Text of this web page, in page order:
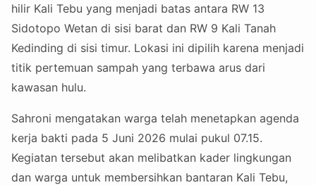
hilir Kali Tebu yang menjadi batas antara RW 13
Sidotopo Wetan di sisi barat dan RW 9 Kali Tanah
Kedinding di sisi timur. Lokasi ini dipilih karena menjadi
titik pertemuan sampah yang terbawa arus dari
kawasan hulu.
Sahroni mengatakan warga telah menetapkan agenda
kerja bakti pada 5 Juni 2026 mulai pukul 07.15.
Kegiatan tersebut akan melibatkan kader lingkungan
dan warga untuk membersihkan bantaran Kali Tebu,